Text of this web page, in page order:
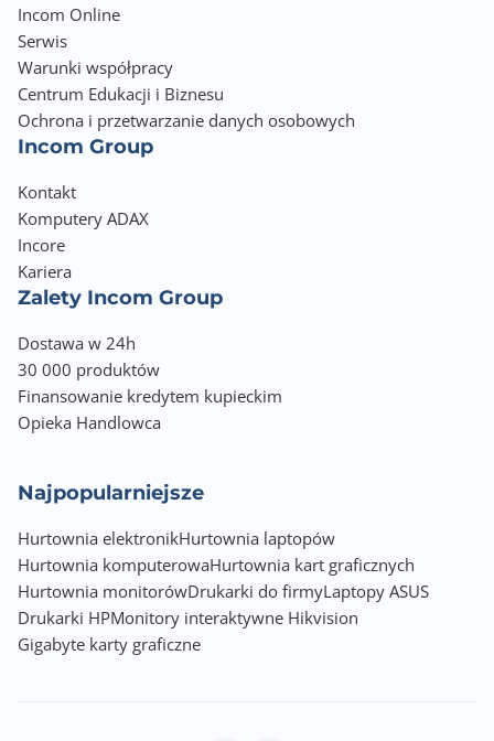
Incom Online
Serwis
Warunki współpracy
Centrum Edukacji i Biznesu
Ochrona i przetwarzanie danych osobowych
Incom Group
Kontakt
Komputery ADAX
Incore
Kariera
Zalety Incom Group
Dostawa w 24h
30 000 produktów
Finansowanie kredytem kupieckim
Opieka Handlowca
Najpopularniejsze
Hurtownia elektronikHurtownia laptopów
Hurtownia komputerowaHurtownia kart graficznych
Hurtownia monitorówDrukarki do firmyLaptopy ASUS
Drukarki HPMonitory interaktywne Hikvision
Gigabyte karty graficzne